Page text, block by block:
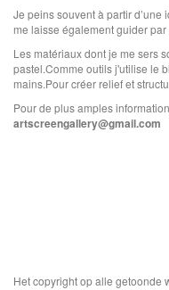
Je peins souvent à partir
me laisse également guider par
Les matériaux dont je me sers
pastel.Comme outils j'utilise le
mains.Pour créer relief et
Pour de plus amples
artscreengallery@gmail.com
Het copyright op alle getoonde